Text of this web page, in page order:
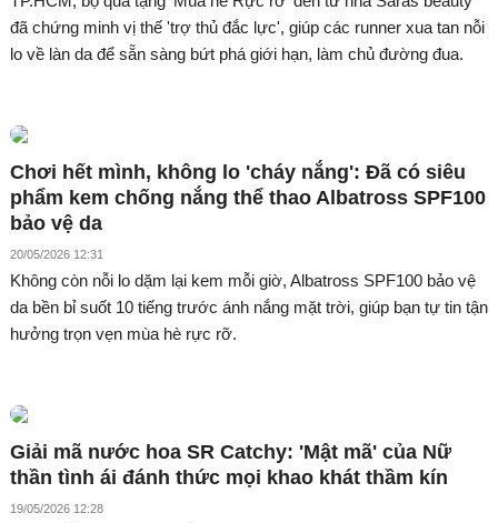
đã chứng minh vị thế 'trợ thủ đắc lực', giúp các runner xua tan nỗi
lo về làn da để sẵn sàng bứt phá giới hạn, làm chủ đường đua.
Chơi hết mình, không lo 'cháy nắng': Đã có siêu
phẩm kem chống nắng thể thao Albatross SPF100
bảo vệ da
20/05/2026 12:31
Không còn nỗi lo dặm lại kem mỗi giờ, Albatross SPF100 bảo vệ
da bền bỉ suốt 10 tiếng trước ánh nắng mặt trời, giúp bạn tự tin tận
hưởng trọn vẹn mùa hè rực rỡ.
Giải mã nước hoa SR Catchy: 'Mật mã' của Nữ
thần tình ái đánh thức mọi khao khát thầm kín
19/05/2026 12:28